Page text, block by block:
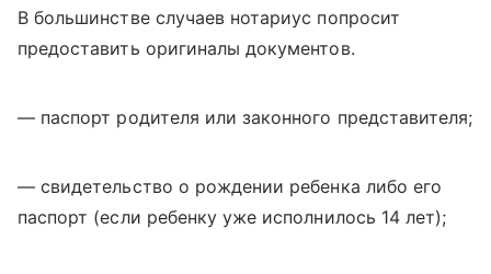
В большинстве случаев нотариус попросит
предоставить оригиналы документов.
— паспорт родителя или законного представителя;
— свидетельство о рождении ребенка либо его
паспорт (если ребенку уже исполнилось 14 лет);